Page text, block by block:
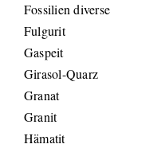
Fossilien diverse
Fulgurit
Gaspeit
Girasol-Quarz
Granat
Granit
Hämatit